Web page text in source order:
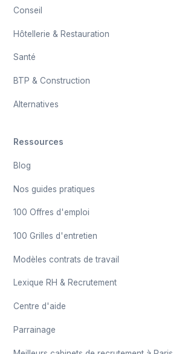
Conseil
Hôtellerie & Restauration
Santé
BTP & Construction
Alternatives
Ressources
Blog
Nos guides pratiques
100 Offres d'emploi
100 Grilles d'entretien
Modèles contrats de travail
Lexique RH & Recrutement
Centre d'aide
Parrainage